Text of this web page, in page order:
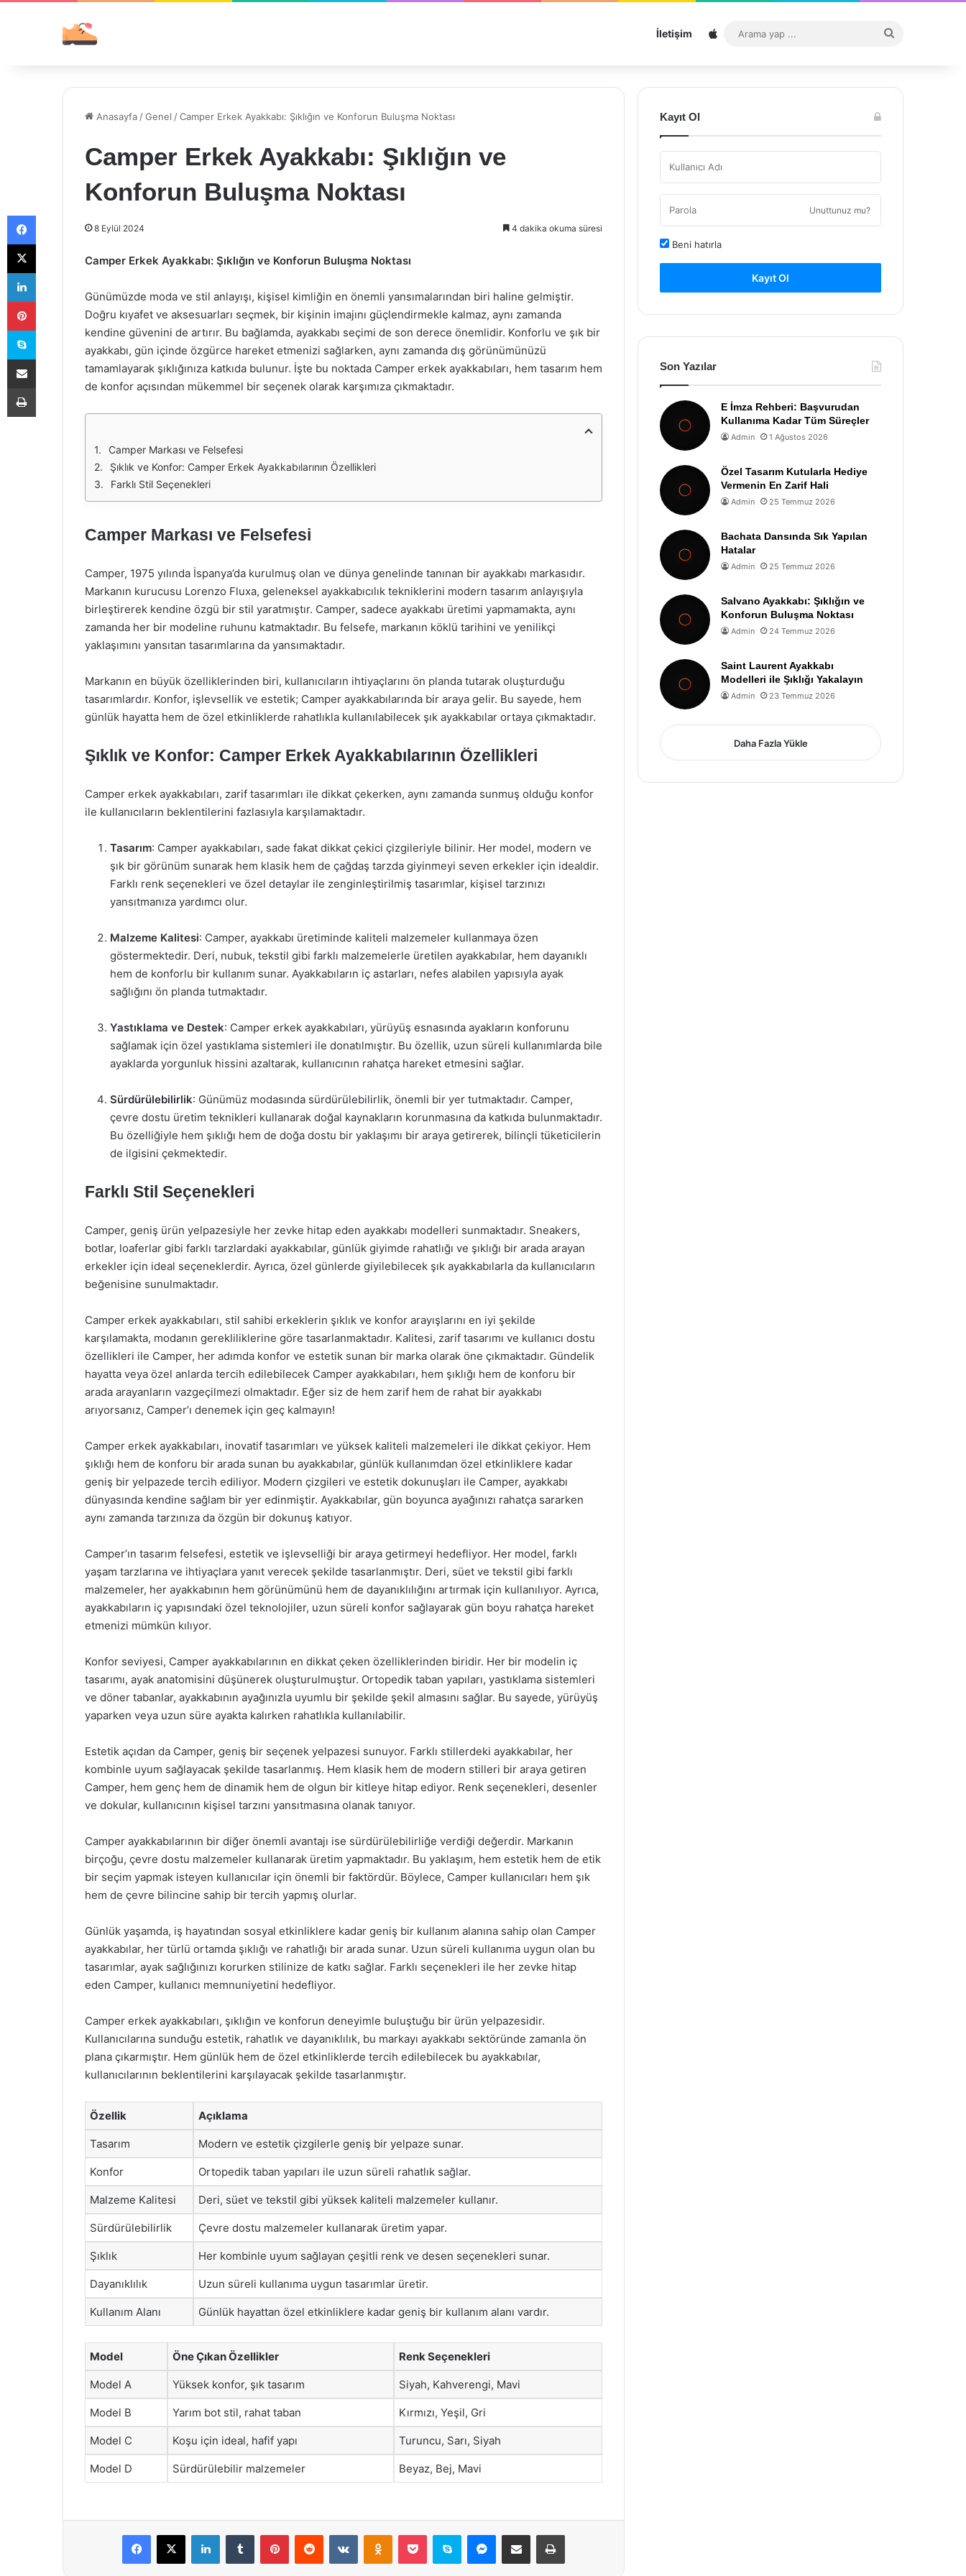
İletişim Sitemap
...
Anasayfa /Genel /Camper Erkek Ayakkabı: Şıklığın ve Konforun Buluşma Noktası
Camper Erkek Ayakkabı: Şıklığın ve
Konforun Buluşma Noktası
8 Eylül 2024 4 dakika okuma süresi
Camper Erkek Ayakkabı: Şıklığın ve Konforun Buluşma Noktası
Günümüzde moda ve stil anlayışı, kişisel kimliğin en önemli yansımalarından biri haline gelmiştir.
Doğru kıyafet ve aksesuarları seçmek, bir kişinin imajını güçlendirmekle kalmaz, aynı zamanda
kendine güvenini de artırır. Bu bağlamda, ayakkabı seçimi de son derece önemlidir. Konforlu ve şık bir
ayakkabı, gün içinde özgürce hareket etmenizi sağlarken, aynı zamanda dış görünümünüzü
tamamlayarak şıklığınıza katkıda bulunur. İşte bu noktada Camper erkek ayakkabıları, hem tasarım hem
de konfor açısından mükemmel bir seçenek olarak karşımıza çıkmaktadır.
Camper Markası ve Felsefesi
Şıklık ve Konfor: Camper Erkek Ayakkabılarının Özellikleri
Farklı Stil Seçenekleri
Camper Markası ve Felsefesi
Camper, 1975 yılında İspanya’da kurulmuş olan ve dünya genelinde tanınan bir ayakkabı markasıdır.
Markanın kurucusu Lorenzo Fluxa, geleneksel ayakkabıcılık tekniklerini modern tasarım anlayışıyla
birleştirerek kendine özgü bir stil yaratmıştır. Camper, sadece ayakkabı üretimi yapmamakta, aynı
zamanda her bir modeline ruhunu katmaktadır. Bu felsefe, markanın köklü tarihini ve yenilikçi
yaklaşımını yansıtan tasarımlarına da yansımaktadır.
Markanın en büyük özelliklerinden biri, kullanıcıların ihtiyaçlarını ön planda tutarak oluşturduğu
tasarımlardır. Konfor, işlevsellik ve estetik; Camper ayakkabılarında bir araya gelir. Bu sayede, hem
günlük hayatta hem de özel etkinliklerde rahatlıkla kullanılabilecek şık ayakkabılar ortaya çıkmaktadır.
Şıklık ve Konfor: Camper Erkek Ayakkabılarının Özellikleri
Camper erkek ayakkabıları, zarif tasarımları ile dikkat çekerken, aynı zamanda sunmuş olduğu konfor
ile kullanıcıların beklentilerini fazlasıyla karşılamaktadır.
Tasarım: Camper ayakkabıları, sade fakat dikkat çekici çizgileriyle bilinir. Her model, modern ve
şık bir görünüm sunarak hem klasik hem de çağdaş tarzda giyinmeyi seven erkekler için idealdir.
Farklı renk seçenekleri ve özel detaylar ile zenginleştirilmiş tasarımlar, kişisel tarzınızı
yansıtmanıza yardımcı olur.
Malzeme Kalitesi: Camper, ayakkabı üretiminde kaliteli malzemeler kullanmaya özen
göstermektedir. Deri, nubuk, tekstil gibi farklı malzemelerle üretilen ayakkabılar, hem dayanıklı
hem de konforlu bir kullanım sunar. Ayakkabıların iç astarları, nefes alabilen yapısıyla ayak
sağlığını ön planda tutmaktadır.
Yastıklama ve Destek: Camper erkek ayakkabıları, yürüyüş esnasında ayakların konforunu
sağlamak için özel yastıklama sistemleri ile donatılmıştır. Bu özellik, uzun süreli kullanımlarda bile
ayaklarda yorgunluk hissini azaltarak, kullanıcının rahatça hareket etmesini sağlar.
Sürdürülebilirlik: Günümüz modasında sürdürülebilirlik, önemli bir yer tutmaktadır. Camper,
çevre dostu üretim teknikleri kullanarak doğal kaynakların korunmasına da katkıda bulunmaktadır.
Bu özelliğiyle hem şıklığı hem de doğa dostu bir yaklaşımı bir araya getirerek, bilinçli tüketicilerin
de ilgisini çekmektedir.
Farklı Stil Seçenekleri
Camper, geniş ürün yelpazesiyle her zevke hitap eden ayakkabı modelleri sunmaktadır. Sneakers,
botlar, loaferlar gibi farklı tarzlardaki ayakkabılar, günlük giyimde rahatlığı ve şıklığı bir arada arayan
erkekler için ideal seçeneklerdir. Ayrıca, özel günlerde giyilebilecek şık ayakkabılarla da kullanıcıların
beğenisine sunulmaktadır.
Camper erkek ayakkabıları, stil sahibi erkeklerin şıklık ve konfor arayışlarını en iyi şekilde
karşılamakta, modanın gerekliliklerine göre tasarlanmaktadır. Kalitesi, zarif tasarımı ve kullanıcı dostu
özellikleri ile Camper, her adımda konfor ve estetik sunan bir marka olarak öne çıkmaktadır. Gündelik
hayatta veya özel anlarda tercih edilebilecek Camper ayakkabıları, hem şıklığı hem de konforu bir
arada arayanların vazgeçilmezi olmaktadır. Eğer siz de hem zarif hem de rahat bir ayakkabı
arıyorsanız, Camper’ı denemek için geç kalmayın!
Camper erkek ayakkabıları, inovatif tasarımları ve yüksek kaliteli malzemeleri ile dikkat çekiyor. Hem
şıklığı hem de konforu bir arada sunan bu ayakkabılar, günlük kullanımdan özel etkinliklere kadar
geniş bir yelpazede tercih ediliyor. Modern çizgileri ve estetik dokunuşları ile Camper, ayakkabı
dünyasında kendine sağlam bir yer edinmiştir. Ayakkabılar, gün boyunca ayağınızı rahatça sararken
aynı zamanda tarzınıza da özgün bir dokunuş katıyor.
Camper’ın tasarım felsefesi, estetik ve işlevselliği bir araya getirmeyi hedefliyor. Her model, farklı
yaşam tarzlarına ve ihtiyaçlara yanıt verecek şekilde tasarlanmıştır. Deri, süet ve tekstil gibi farklı
malzemeler, her ayakkabının hem görünümünü hem de dayanıklılığını artırmak için kullanılıyor. Ayrıca,
ayakkabıların iç yapısındaki özel teknolojiler, uzun süreli konfor sağlayarak gün boyu rahatça hareket
etmenizi mümkün kılıyor.
Konfor seviyesi, Camper ayakkabılarının en dikkat çeken özelliklerinden biridir. Her bir modelin iç
tasarımı, ayak anatomisini düşünerek oluşturulmuştur. Ortopedik taban yapıları, yastıklama sistemleri
ve döner tabanlar, ayakkabının ayağınızla uyumlu bir şekilde şekil almasını sağlar. Bu sayede, yürüyüş
yaparken veya uzun süre ayakta kalırken rahatlıkla kullanılabilir.
Estetik açıdan da Camper, geniş bir seçenek yelpazesi sunuyor. Farklı stillerdeki ayakkabılar, her
kombinle uyum sağlayacak şekilde tasarlanmış. Hem klasik hem de modern stilleri bir araya getiren
Camper, hem genç hem de dinamik hem de olgun bir kitleye hitap ediyor. Renk seçenekleri, desenler
ve dokular, kullanıcının kişisel tarzını yansıtmasına olanak tanıyor.
Camper ayakkabılarının bir diğer önemli avantajı ise sürdürülebilirliğe verdiği değerdir. Markanın
birçoğu, çevre dostu malzemeler kullanarak üretim yapmaktadır. Bu yaklaşım, hem estetik hem de etik
bir seçim yapmak isteyen kullanıcılar için önemli bir faktördür. Böylece, Camper kullanıcıları hem şık
hem de çevre bilincine sahip bir tercih yapmış olurlar.
Günlük yaşamda, iş hayatından sosyal etkinliklere kadar geniş bir kullanım alanına sahip olan Camper
ayakkabılar, her türlü ortamda şıklığı ve rahatlığı bir arada sunar. Uzun süreli kullanıma uygun olan bu
tasarımlar, ayak sağlığınızı korurken stilinize de katkı sağlar. Farklı seçenekleri ile her zevke hitap
eden Camper, kullanıcı memnuniyetini hedefliyor.
Camper erkek ayakkabıları, şıklığın ve konforun deneyimle buluştuğu bir ürün yelpazesidir.
Kullanıcılarına sunduğu estetik, rahatlık ve dayanıklılık, bu markayı ayakkabı sektöründe zamanla ön
plana çıkarmıştır. Hem günlük hem de özel etkinliklerde tercih edilebilecek bu ayakkabılar,
kullanıcılarının beklentilerini karşılayacak şekilde tasarlanmıştır.
Özellik Açıklama
Tasarım Modern ve estetik çizgilerle geniş bir yelpaze sunar.
Konfor Ortopedik taban yapıları ile uzun süreli rahatlık sağlar.
Malzeme Kalitesi Deri, süet ve tekstil gibi yüksek kaliteli malzemeler kullanır.
Sürdürülebilirlik Çevre dostu malzemeler kullanarak üretim yapar.
Şıklık Her kombinle uyum sağlayan çeşitli renk ve desen seçenekleri sunar.
Dayanıklılık Uzun süreli kullanıma uygun tasarımlar üretir.
Kullanım Alanı Günlük hayattan özel etkinliklere kadar geniş bir kullanım alanı vardır.
Model Öne Çıkan Özellikler Renk Seçenekleri
Model A Yüksek konfor, şık tasarım Siyah, Kahverengi, Mavi
Model B Yarım bot stil, rahat taban Kırmızı, Yeşil, Gri
Model C Koşu için ideal, hafif yapı Turuncu, Sarı, Siyah
Model D Sürdürülebilir malzemeler Beyaz, Bej, Mavi
Facebook
X LinkedInTumblr PinterestReddit VKontakteOdnoklassniki
Pocket Skype Messenger
E-Posta ile paylaş Yazdır
Kayıt Ol
Unuttunuz mu?
Beni hatırla
Kayıt Ol
Son Yazılar
E İmza Rehberi: Başvurudan
Kullanıma Kadar Tüm Süreçler
Admin 1 Ağustos 2026
Özel Tasarım Kutularla Hediye
Vermenin En Zarif Hali
Admin 25 Temmuz 2026
Bachata Dansında Sık Yapılan
Hatalar
Admin 25 Temmuz 2026
Salvano Ayakkabı: Şıklığın ve
Konforun Buluşma Noktası
Admin 24 Temmuz 2026
Saint Laurent Ayakkabı
Modelleri ile Şıklığı Yakalayın
Admin 23 Temmuz 2026
Daha Fazla Yükle
Facebook
X
LinkedIn
Pinterest
Skype
E-Posta ile paylaş